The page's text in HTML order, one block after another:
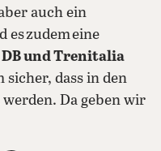
auch ein
es zudem eine
DB und Trenitalia
sicher, dass in den
Da geben wir